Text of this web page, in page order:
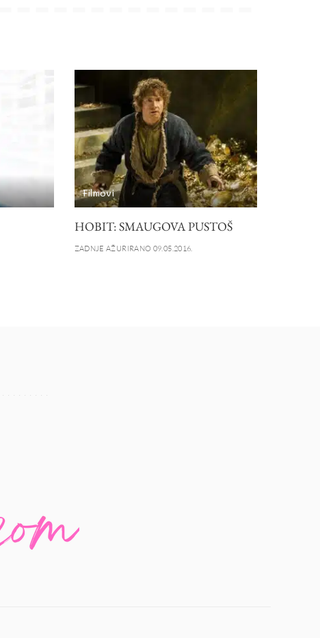
Filmovi
HOBIT: SMAUGOVA PUSTOŠ
ZADNJE AŽURIRANO 09.05.2016.